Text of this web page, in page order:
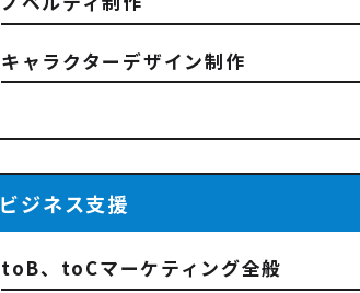
キャラクターデザイン制作
ビジネス支援
toB、toCマーケティング全般